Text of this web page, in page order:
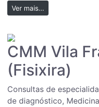
Ver mais...
CMM Vila
(Fisixira)
Consultas de
de diagnóstico,